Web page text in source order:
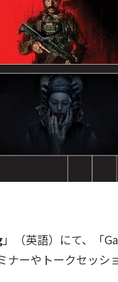
」（英語）にて、「
ーやトークセッシ